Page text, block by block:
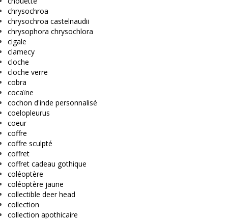
chrysochroa
chrysochroa castelnaudii
chrysophora chrysochlora
cigale
clamecy
cloche
cloche verre
cobra
cocaïne
cochon d'inde personnalisé
coelopleurus
coeur
coffre
coffre sculpté
coffret
coffret cadeau gothique
coléoptère
coléoptère jaune
collectible deer head
collection
collection apothicaire